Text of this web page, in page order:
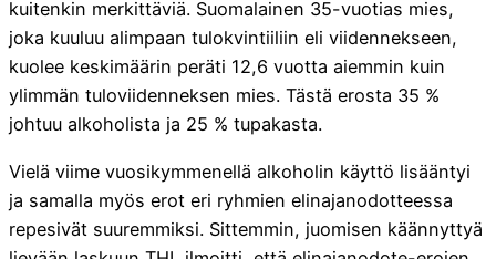
kuitenkin merkittäviä. Suomalainen 35-vuotias mies,
joka kuuluu alimpaan tulokvintiiliin eli viidennekseen,
kuolee keskimäärin peräti 12,6 vuotta aiemmin kuin
ylimmän tuloviidenneksen mies. Tästä erosta 35 %
johtuu alkoholista ja 25 % tupakasta.
Vielä viime vuosikymmenellä alkoholin käyttö lisääntyi
ja samalla myös erot eri ryhmien elinajanodotteessa
repesivät suuremmiksi. Sittemmin, juomisen käännyttyä